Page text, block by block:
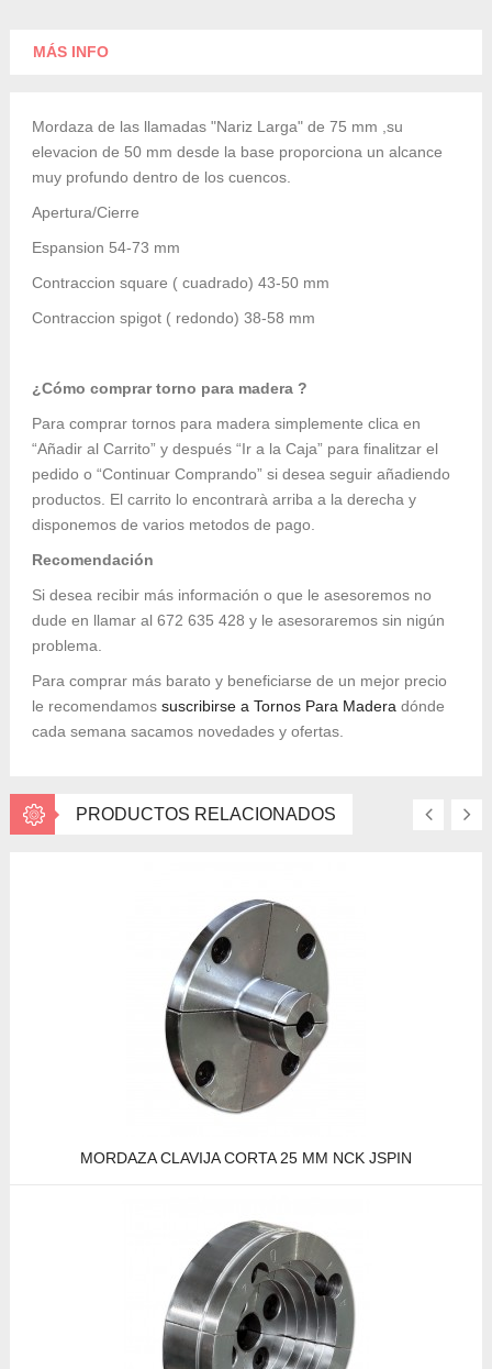
MÁS INFO
Mordaza de las llamadas "Nariz Larga" de 75 mm ,su
elevacion de 50 mm desde la base proporciona un alcance
muy profundo dentro de los cuencos.
Apertura/Cierre
Espansion 54-73 mm
Contraccion square ( cuadrado) 43-50 mm
Contraccion spigot ( redondo) 38-58 mm
¿Cómo comprar torno para madera ?
Para comprar tornos para madera simplemente clica en
“Añadir al Carrito” y después “Ir a la Caja” para finalitzar el
pedido o “Continuar Comprando” si desea seguir añadiendo
productos. El carrito lo encontrarà arriba a la derecha y
disponemos de varios metodos de pago.
Recomendación
Si desea recibir más información o que le asesoremos no
dude en llamar al 672 635 428 y le asesoraremos sin nigún
problema.
Para comprar más barato y beneficiarse de un mejor precio
le recomendamos suscribirse a Tornos Para Madera dónde
cada semana sacamos novedades y ofertas.
PRODUCTOS RELACIONADOS
MORDAZA CLAVIJA CORTA 25 MM NCK JSPIN